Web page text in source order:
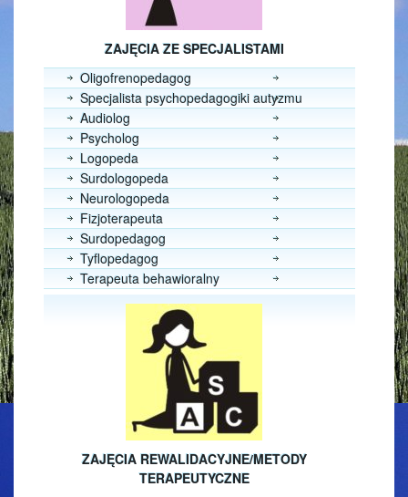
ZAJĘCIA ZE SPECJALISTAMI
Oligofrenopedagog
Specjalista psychopedagogiki autyzmu
Audiolog
Psycholog
Logopeda
Surdologopeda
Neurologopeda
Fizjoterapeuta
Surdopedagog
Tyflopedagog
Terapeuta behawioralny
ZAJĘCIA REWALIDACYJNE/METODY
TERAPEUTYCZNE